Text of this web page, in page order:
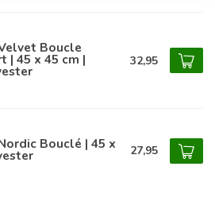
Boucle
| 45 x 45 cm | 32,95
Bouclé | 45 x 27,95